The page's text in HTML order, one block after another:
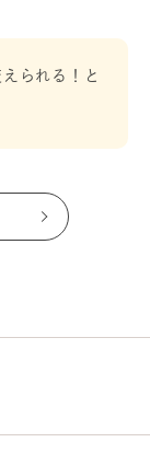
られる！と